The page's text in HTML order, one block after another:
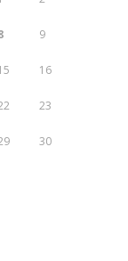
9
16
23
30